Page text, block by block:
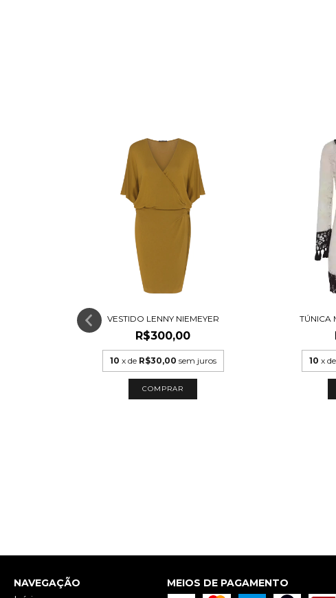
VESTIDO LENNY NIEMEYER
R$300,00
10 x de R$30,00 sem juros
COMPRAR
TÚNICA
10 x de
NAVEGAÇÃO
MEIOS DE PAGAMENTO